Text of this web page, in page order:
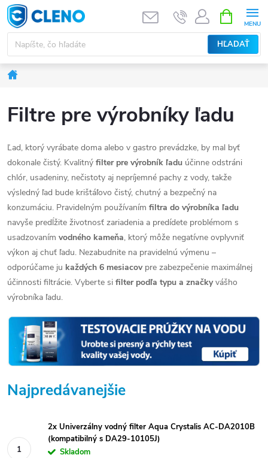
Prejsť
na
obsah
HĽADAŤ
KOŠÍK
Filtre pre výrobníky ľadu
Ľad, ktorý vyrábate doma alebo v gastro prevádzke, by mal byť
dokonale čistý. Kvalitný filter pre výrobník ľadu účinne odstráni
chlór, usadeniny, nečistoty aj nepríjemné pachy z vody, takže
výsledný ľad bude krištáľovo čistý, chutný a bezpečný na
konzumáciu. Pravidelným používaním filtra do výrobníka ľadu
navyše predĺžite životnosť zariadenia a predídete problémom s
usadzovaním vodného kameňa, ktorý môže negatívne ovplyvniť
výkon aj chuť ľadu. Nezabudnite na pravidelnú výmenu –
odporúčame ju každých 6 mesiacovpre zabezpečenie maximálnej
účinnosti filtrácie. Vyberte si filter podľa typu a značkyvášho
výrobníka ľadu.
Najpredávanejšie
2x Univerzálny vodný filter Aqua Crystalis AC-DA2010B
(kompatibilný s DA29-10105J)
Skladom